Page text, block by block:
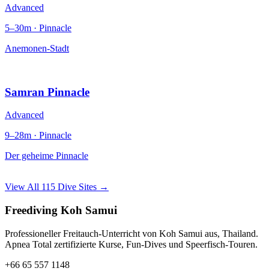
Advanced
5–30m · Pinnacle
Anemonen-Stadt
Samran Pinnacle
Advanced
9–28m · Pinnacle
Der geheime Pinnacle
View All 115 Dive Sites →
Freediving Koh Samui
Professioneller Freitauch-Unterricht von Koh Samui aus, Thailand.
Apnea Total zertifizierte Kurse, Fun-Dives und Speerfisch-Touren.
+66 65 557 1148